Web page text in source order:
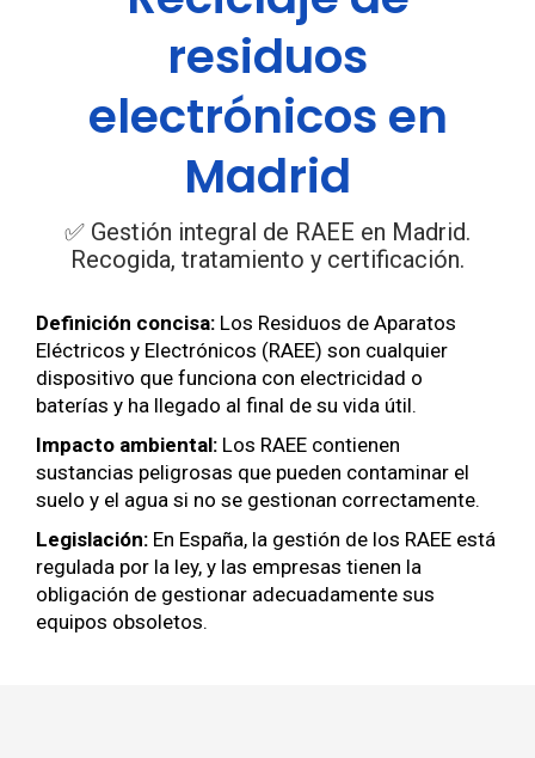
residuos
electrónicos en
Madrid
✅ Gestión integral de RAEE en Madrid.
Recogida, tratamiento y certificación.
Definición concisa: Los Residuos de Aparatos
Eléctricos y Electrónicos (RAEE) son cualquier
dispositivo que funciona con electricidad o
baterías y ha llegado al final de su vida útil.
Impacto ambiental: Los RAEE contienen
sustancias peligrosas que pueden contaminar el
suelo y el agua si no se gestionan correctamente.
Legislación: En España, la gestión de los RAEE está
regulada por la ley, y las empresas tienen la
obligación de gestionar adecuadamente sus
equipos obsoletos.